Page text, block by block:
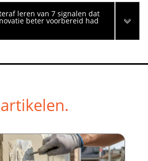
leren van 7 signalen dat
beter voorbereid had